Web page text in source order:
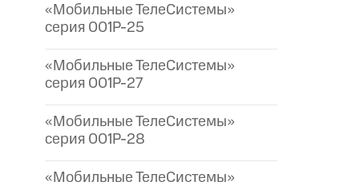
«Мобильные ТелеСистемы»
серия 001P-25
«Мобильные ТелеСистемы»
серия 001P-27
«Мобильные ТелеСистемы»
серия 001P-28